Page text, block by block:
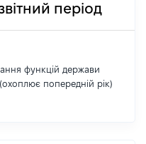
період
функцій держави
попередній рік)